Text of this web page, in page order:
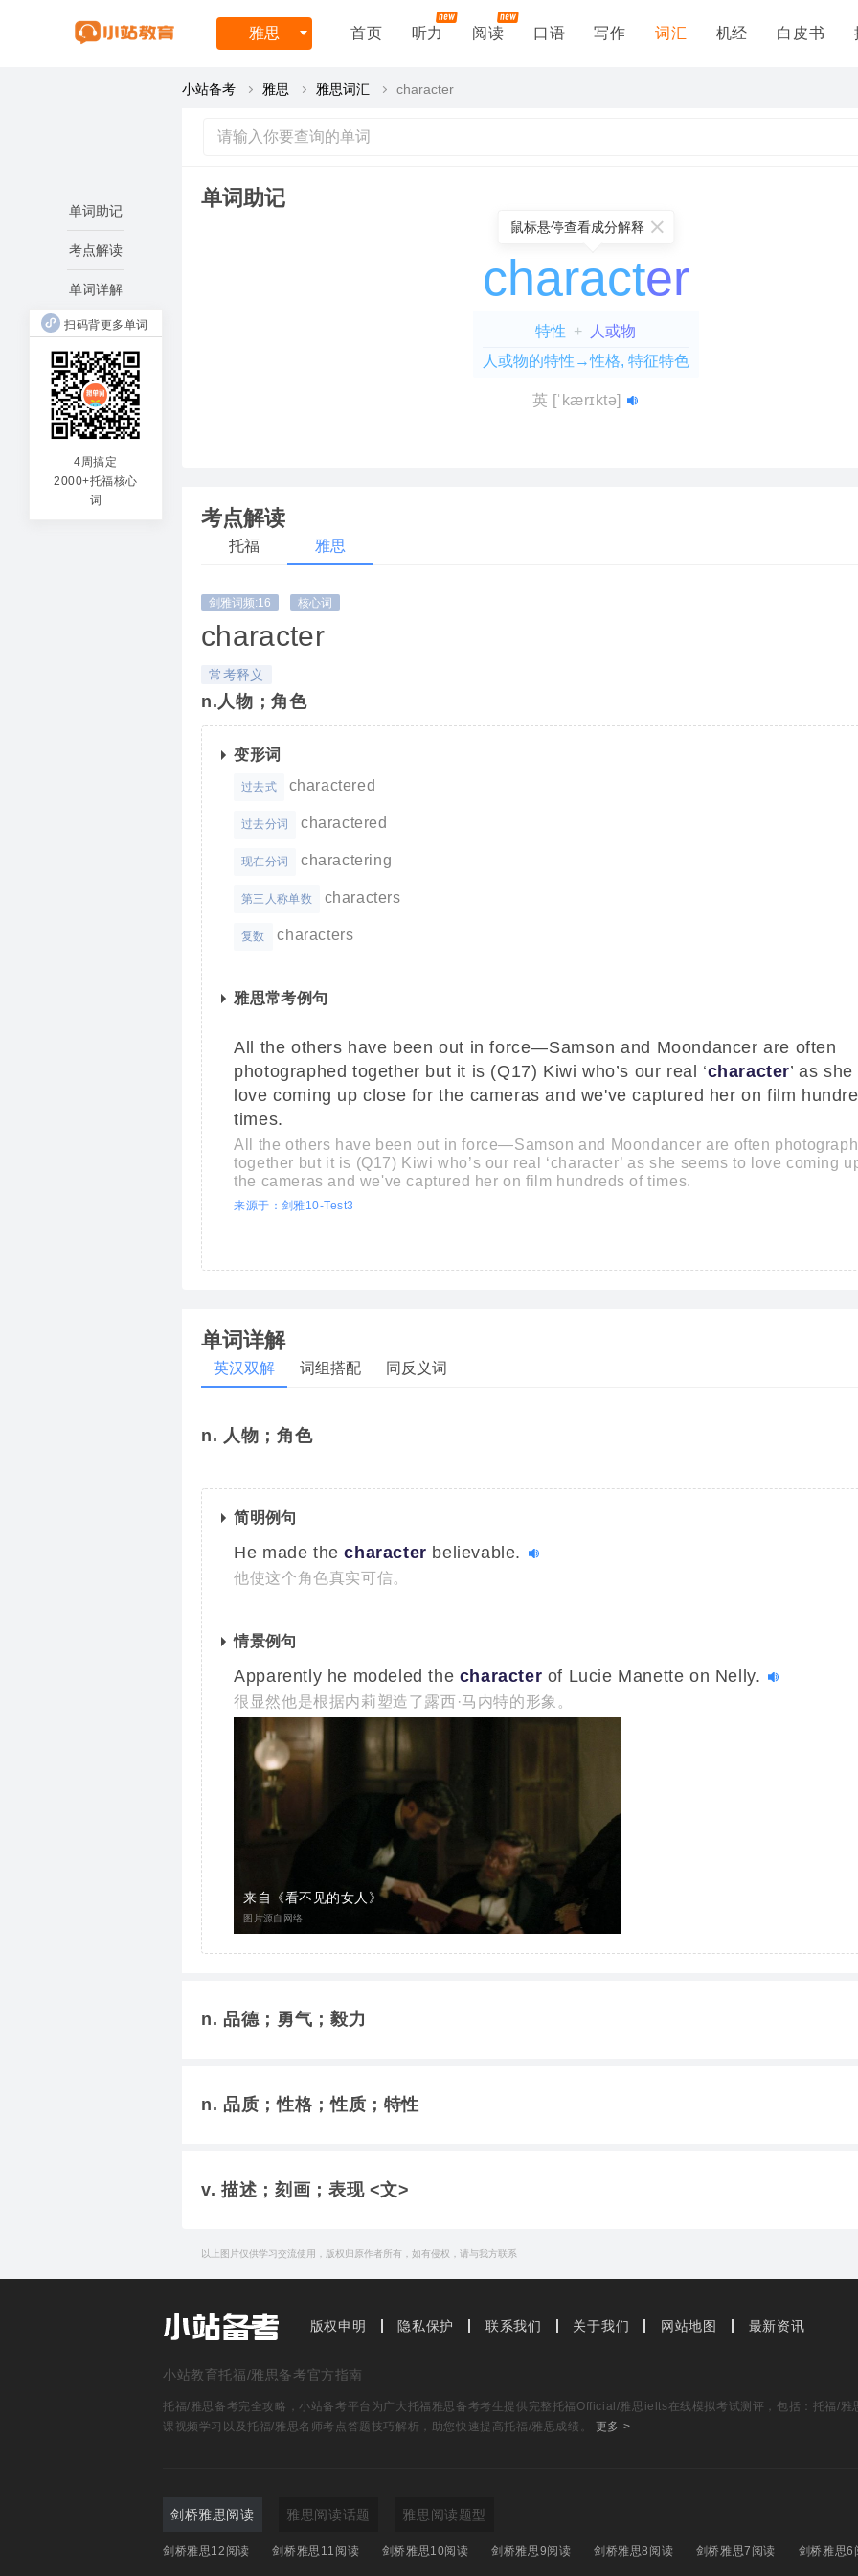
雅思 首页 听力 阅读 口语 写作 词汇 机经 白皮书
小站备考 雅思 雅思词汇 character
单词助记
考点解读
单词详解
扫码背更多单词
4周搞定
2000+托福核心
词
单词助记
鼠标悬停查看成分解释
character
特性
表示……的特性
+ 人或物
+ er(人或物) =
人或物的特性→性格, 特征特色
英 [ˈkærɪktə]
考点解读
托福 雅思
剑雅词频:16 核心词
character
常考释义
n.人物；角色
变形词
过去式 charactered
过去分词 charactered
现在分词 charactering
第三人称单数 characters
复数 characters
雅思常考例句
All the others have been out in force—Samson and Moondancer are often
photographed together but it is (Q17) Kiwi who’s our real ‘character’ as
love coming up close for the cameras and we've captured her on film
times.
All the others have been out in force—Samson and Moondancer are often
together but it is (Q17) Kiwi who’s our real ‘character’ as she seems to love coming
the cameras and we've captured her on film hundreds of times.
来源于：剑雅10-Test3
单词详解
英汉双解 词组搭配 同反义词
n. 人物；角色
简明例句
He made thecharacter believable.
他使这个角色真实可信。
情景例句
Apparently he modeled the character of Lucie Manette on Nelly.
很显然他是根据内莉塑造了露西·马内特的形象。
来自《看不见的女人》
图片源自网络
n. 品德；勇气；毅力
简明例句
n. 品质；性格；性质；特性
简明例句
特立独行是英国人性格中固有的备受推崇的部分。
I didn't know Ron had that much strength ofcharacter.
v. 描述；刻画；表现 <文>
你如何刻画如此丰富复杂的个性？
以上图片仅供学习交流使用，版权归原作者所有，如有侵权，请与我方联系
版权申明 隐私保护 联系我们 关于我们 网站地图 最新资讯
小站教育托福/雅思备考官方指南
托福/雅思备考完全攻略，小站备考平台为广大托福雅思备考考生提供完整托福Official/雅思ielts在线模拟考试测评，包括：托福/
课视频学习以及托福/雅思名师考点答题技巧解析，助您快速提高托福/雅思成绩。 更多 >
剑桥雅思阅读 雅思阅读话题 雅思阅读题型
剑桥雅思12阅读 剑桥雅思11阅读 剑桥雅思10阅读 剑桥雅思9阅读 剑桥雅思8阅读 剑桥雅思7阅读 剑桥雅思6